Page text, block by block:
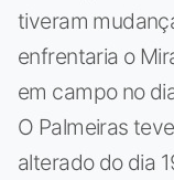
tiveram
enfrentaria o
em campo no
O Palmeiras
alterado do dia